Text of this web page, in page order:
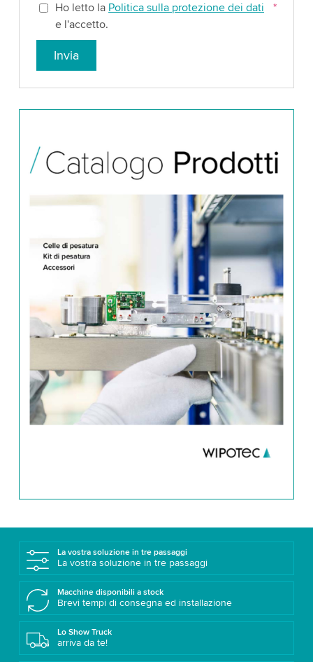
Ho letto la Politica sulla protezione dei dati
e l'accetto.
*
Invia
La vostra soluzione in tre passaggi
La vostra soluzione in tre passaggi
Macchine disponibili a stock
Brevi tempi di consegna ed installazione
Lo Show Truck
arriva da te!